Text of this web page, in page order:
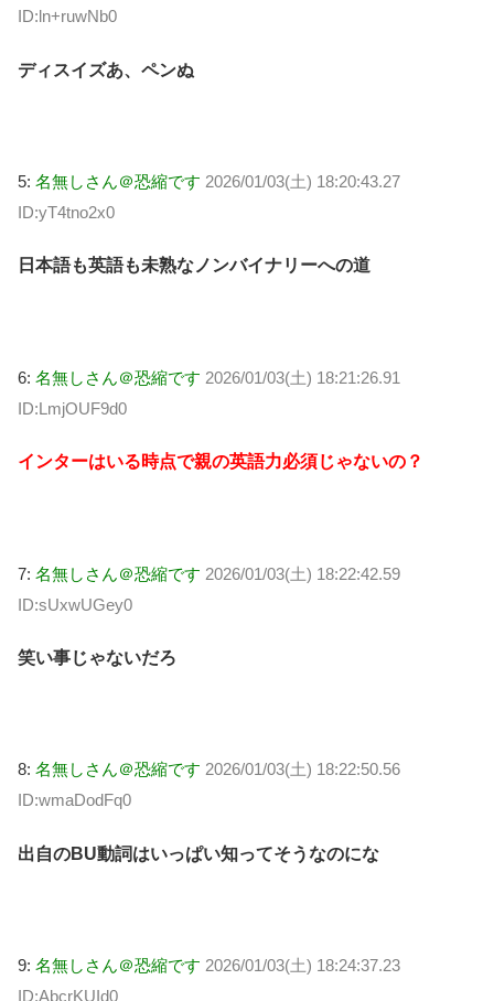
ID:ln+ruwNb0
ディスイズあ、ペンぬ
5: 名無しさん＠恐縮です 2026/01/03(土) 18:20:43.27
ID:yT4tno2x0
日本語も英語も未熟なノンバイナリーへの道
6: 名無しさん＠恐縮です 2026/01/03(土) 18:21:26.91
ID:LmjOUF9d0
インターはいる時点で親の英語力必須じゃないの？
7: 名無しさん＠恐縮です 2026/01/03(土) 18:22:42.59
ID:sUxwUGey0
笑い事じゃないだろ
8: 名無しさん＠恐縮です 2026/01/03(土) 18:22:50.56
ID:wmaDodFq0
出自のBU動詞はいっぱい知ってそうなのにな
9: 名無しさん＠恐縮です 2026/01/03(土) 18:24:37.23
ID:AbcrKUId0